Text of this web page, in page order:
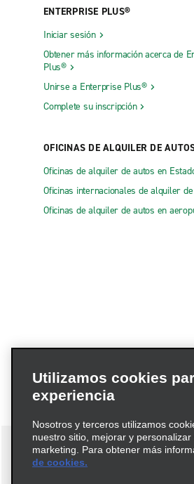
ENTERPRISE PLUS®
Iniciar sesión
Obtener más información acerca de
Plus®
Unirse a Enterprise Plus®
Complete su inscripción
OFICINAS DE ALQUILER DE
Oficinas de alquiler de autos en
Oficinas internacionales de alquiler
Oficinas de alquiler de autos en
Utilizamos cookies
experiencia
Nosotros y terceros utilizamos
nuestro sitio, mejorar y
marketing. Para obtener más
de cookies.